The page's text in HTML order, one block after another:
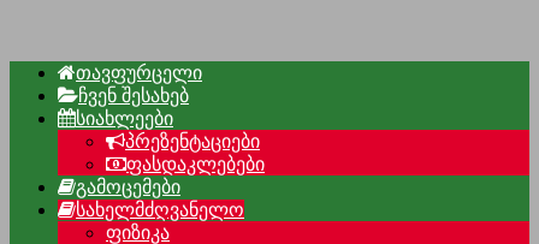
თავფურცელი
ჩვენ შესახებ
სიახლეები
პრეზენტაციები
ფასდაკლებები
გამოცემები
სახელმძღვანელო
ფიზიკა